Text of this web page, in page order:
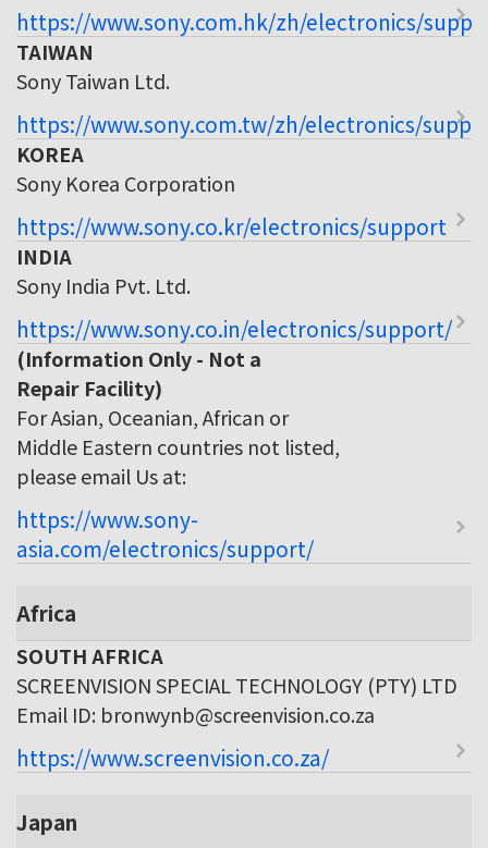
https://www.sony.com.hk/zh/electronics/
TAIWAN
Sony Taiwan Ltd.
https://www.sony.com.tw/zh/electronics/
KOREA
Sony Korea Corporation
https://www.sony.co.kr/electronics/support
INDIA
Sony India Pvt. Ltd.
https://www.sony.co.in/electronics/support/
(Information Only - Not a
Repair Facility)
For Asian, Oceanian, African or
Middle Eastern countries not listed,
please email Us at:
https://www.sony-
asia.com/electronics/support/
Africa
SOUTH AFRICA
SCREENVISION SPECIAL TECHNOLOGY (PTY) LTD
Email ID: bronwynb@screenvision.co.za
https://www.screenvision.co.za/
Japan